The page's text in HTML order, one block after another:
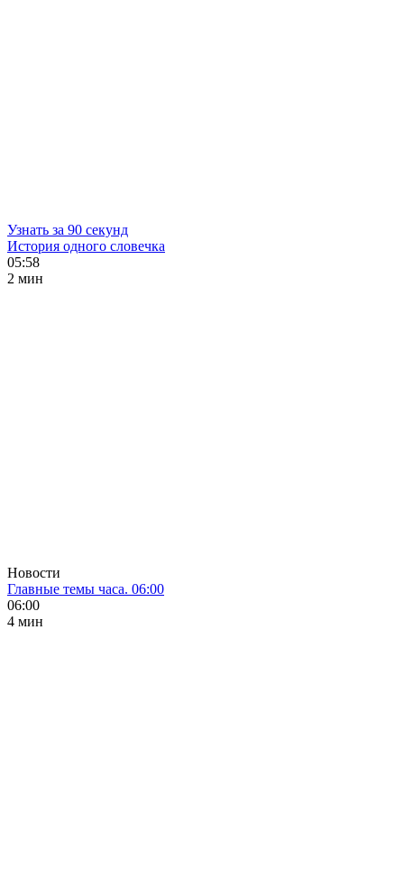
Узнать за 90 секунд
История одного словечка
05:58
2 мин
Новости
Главные темы часа. 06:00
06:00
4 мин